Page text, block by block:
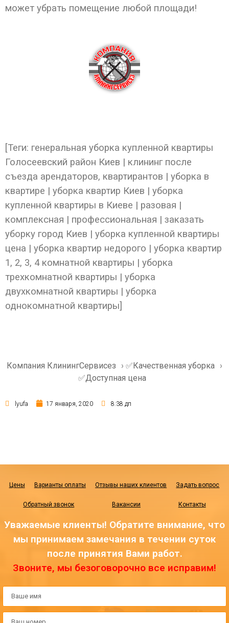
может убрать помещение любой площади!
[Теги: генеральная уборка купленной квартиры
Голосеевский район Киев | клининг после
съезда арендаторов, квартирантов | уборка в
квартире | уборка квартир Киев | уборка
купленной квартиры в Киеве | разовая |
комплексная | профессиональная | заказать
уборку город Киев | уборка купленной квартиры
цена | уборка квартир недорого | уборка квартир
1, 2, 3, 4 комнатной квартиры | уборка
трехкомнатной квартиры | уборка
двухкомнатной квартиры | уборка
однокомнатной квартиры]
Компания КлинингСервисез › ✅Качественная уборка ›
✅Доступная цена
lyufa 17 января, 2020 8:38 дп
Цены Варианты оплаты Отзывы наших клиентов Задать вопрос
Обратный звонок Вакансии Контакты
Уважаемые клиенты! Обратите внимание, что
мы принимаем замечания в течении суток
после принятия Вами работ.
Звоните, мы безоговорочно все исправим!